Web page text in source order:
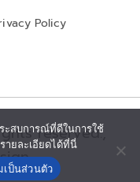
Policy
reserved.,
ะสบการณ์ที่ดีในการใช้
ยละเอียดได้ที่นี่
ป็นส่วนตัว